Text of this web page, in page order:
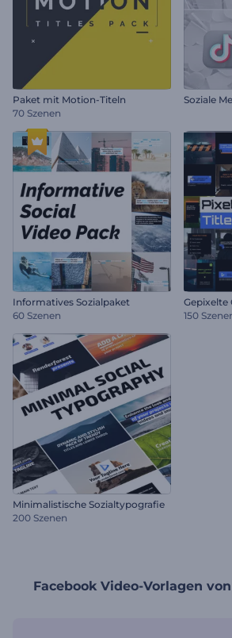
Paket mit Motion-Titeln
70 Szenen
Soziale
Informatives Sozialpaket
60 Szenen
Gepixelte
150
Minimalistische Sozialtypografie
200 Szenen
Facebook Video-Vorlagen